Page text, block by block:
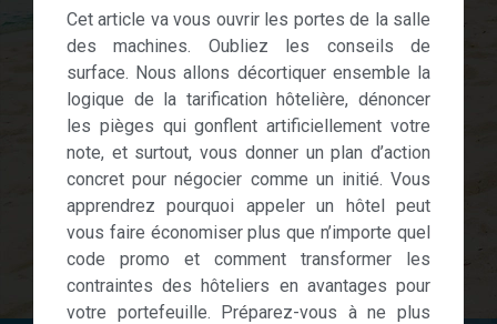
Cet article va vous ouvrir les portes de la salle
des machines. Oubliez les conseils de
surface. Nous allons décortiquer ensemble la
logique de la tarification hôtelière, dénoncer
les pièges qui gonflent artificiellement votre
note, et surtout, vous donner un plan d’action
concret pour négocier comme un initié. Vous
apprendrez pourquoi appeler un hôtel peut
vous faire économiser plus que n’importe quel
code promo et comment transformer les
contraintes des hôteliers en avantages pour
votre portefeuille. Préparez-vous à ne plus